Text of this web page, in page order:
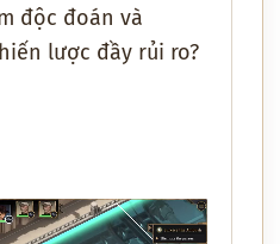
độc đoán và
lược đầy rủi ro?